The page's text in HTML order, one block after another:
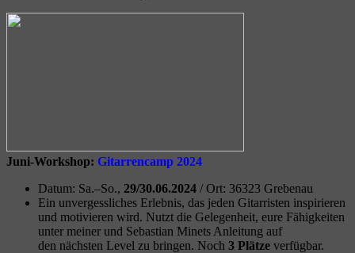
Juni-Workshop: Gitarrencamp 2024
Datum: Sa.–So., 29/30.06.2024 /Ort: 36323 Grebenau
Ein unvergessliches Erlebnis, das jeden Gitarristen inspirieren
und motivieren wird. Nutzt die Gelegenheit, eure Fähigkeiten
unter meiner und Sebastian Minets Anleitung auf
den nächsten Level zu bringen. Noch 3 Plätze verfügbar.